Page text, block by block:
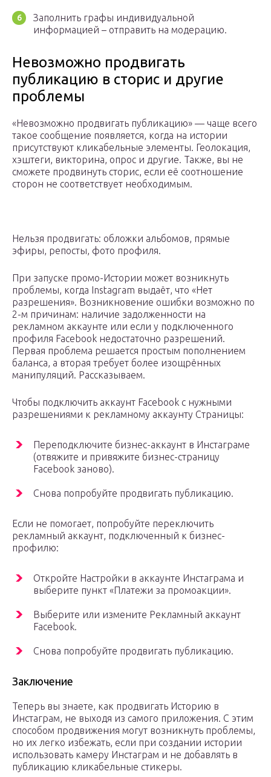
Заполнить графы индивидуальной
информацией – отправить на модерацию.
Невозможно продвигать
публикацию в сторис и другие
проблемы
«Невозможно продвигать публикацию» — чаще всего
такое сообщение появляется, когда на истории
присутствуют кликабельные элементы. Геолокация,
хэштеги, викторина, опрос и другие. Также, вы не
сможете продвинуть сторис, если её соотношение
сторон не соответствует необходимым.
Нельзя продвигать: обложки альбомов, прямые
эфиры, репосты, фото профиля.
При запуске промо-Истории может возникнуть
проблемы, когда Instagram выдаёт, что «Нет
разрешения». Возникновение ошибки возможно по
2-м причинам: наличие задолженности на
рекламном аккаунте или если у подключенного
профиля Facebook недостаточно разрешений.
Первая проблема решается простым пополнением
баланса, а вторая требует более изощрённых
манипуляций. Рассказываем.
Чтобы подключить аккаунт Facebook с нужными
разрешениями к рекламному аккаунту Страницы:
Переподключите бизнес-аккаунт в Инстаграме
(отвяжите и привяжите бизнес-страницу
Facebook заново).
Снова попробуйте продвигать публикацию.
Если не помогает, попробуйте переключить
рекламный аккаунт, подключенный к бизнес-
профилю:
Откройте Настройки в аккаунте Инстаграма и
выберите пункт «Платежи за промоакции».
Выберите или измените Рекламный аккаунт
Facebook.
Снова попробуйте продвигать публикацию.
Заключение
Теперь вы знаете, как продвигать Историю в
Инстаграм, не выходя из самого приложения. С этим
способом продвижения могут возникнуть проблемы,
но их легко избежать, если при создании истории
использовать камеру Инстаграм и не добавлять в
публикацию кликабельные стикеры.